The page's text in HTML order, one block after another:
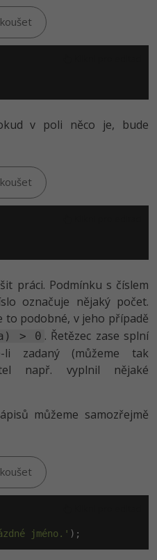
v poli něco je, bude
práci. Podmínku s číslem
označuje nějaký počet.
to podobné, v jeho případě
> 0 . Řetězec zase splní
zadaný (můžeme tak
např. vyplnil nějaké
můžeme samozřejmě
jméno.'